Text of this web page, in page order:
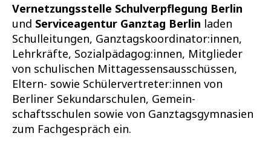
Vernetzungsstelle Schulverpflegung Berlin
und Serviceagentur Ganztag Berlin laden
Schulleitungen, Ganztagskoordinator:innen,
Lehrkräfte, Sozialpädagog:innen, Mitglieder
von schulischen Mittag­essensausschüssen,
Eltern- sowie Schülervertreter:innen von
Berliner Sekundarschulen, Gemein­
schaftsschulen sowie von Ganztagsgymnasien
zum Fachgespräch ein.